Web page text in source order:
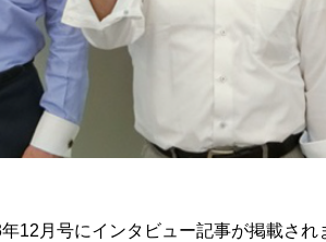
12月号にインタビュー記事が掲載され